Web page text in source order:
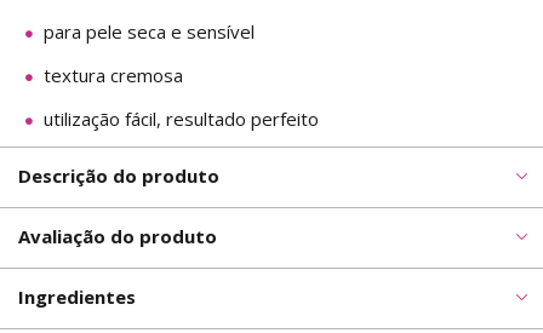
para pele seca e sensível
textura cremosa
utilização fácil, resultado perfeito
Descrição do produto
Avaliação do produto
Ingredientes